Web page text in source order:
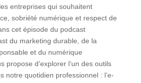
entreprises qui souhaitent
sobriété numérique et respect de
cet épisode du podcast
du marketing durable, de la
et du numérique
propose d’explorer l’un des outils
notre quotidien professionnel : l’e-